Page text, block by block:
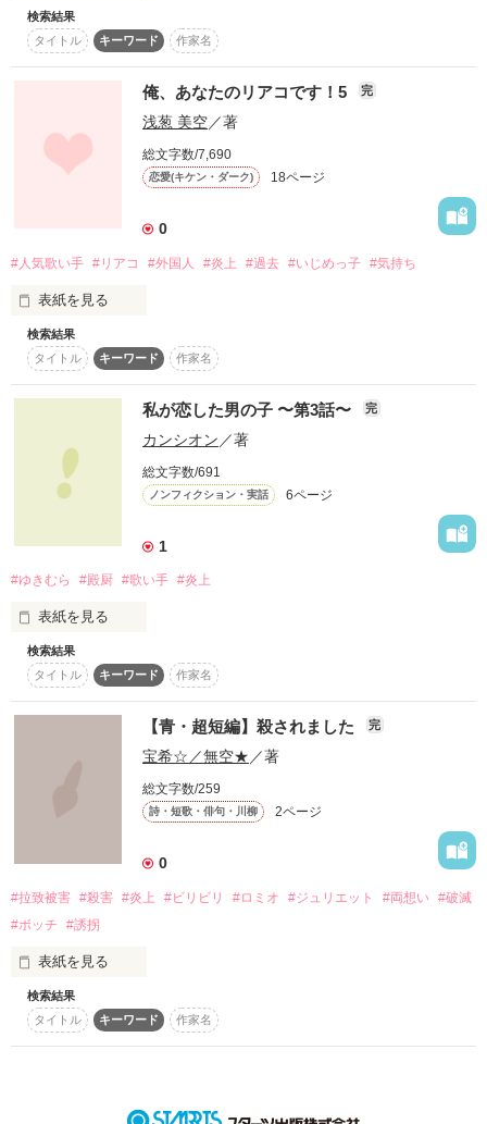
作品を読む
生きていてはいけない人間なんて
ひとりもいない
某炎上案件より１年以上前に執筆した
黒原紫音さん主宰
ショコラティエ参加作品
検索結果
タイトル
キーワード 作家名
俺、あなたのリアコです！5 完
浅葱 美空／著
総文字数/7,690
恋愛(キケン・ダーク) 18ページ
0
#人気歌い手 #リアコ #外国人 #炎上 #過去 #いじめっ子 #気持ち
表紙を見る
たった一枚の写真で、俺たちの運命がこんなにも大きく動くこ
とになるなんて、想像していたはずなのに辛い。
「もう私と関わらない方がいいです！」
そんなこと言わないで……。俺は、何があっても琴葉ちゃんの
そばにいたい。
お願いです。そばにいることを許してください……。
作品を読む
検索結果
タイトル
キーワード 作家名
私が恋した男の子 〜第3話〜 完
カンシオン ／著
総文字数/691
ノンフィクション・実話 6ページ
1
#ゆきむら #殿厨 #歌い手 #炎上
表紙を見る
どんな事にも真っ直ぐなゆきむらくん。
でも、辛い過去があってのことだった。そんなゆきむらくんの
一番の支えになれたらいいのに。
検索結果
タイトル
キーワード 作家名
【青・超短編】殺されました 完
宝希☆／無空★／著
総文字数/259
詩・短歌・俳句・川柳 2ページ
0
#拉致被害 #殺害 #炎上 #ビリビリ #ロミオ #ジュリエット #両想い #破滅
#ボッチ
#誘拐
表紙を見る
開始終了日20.01.20.
ロミオを亡くしたての「りある」ジュリエットの気持ちを書き
ます。
作品を読む
検索結果
タイトル
キーワード 作家名